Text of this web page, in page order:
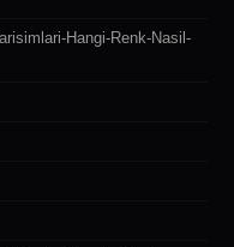
Hangi-Renk-Nasil-